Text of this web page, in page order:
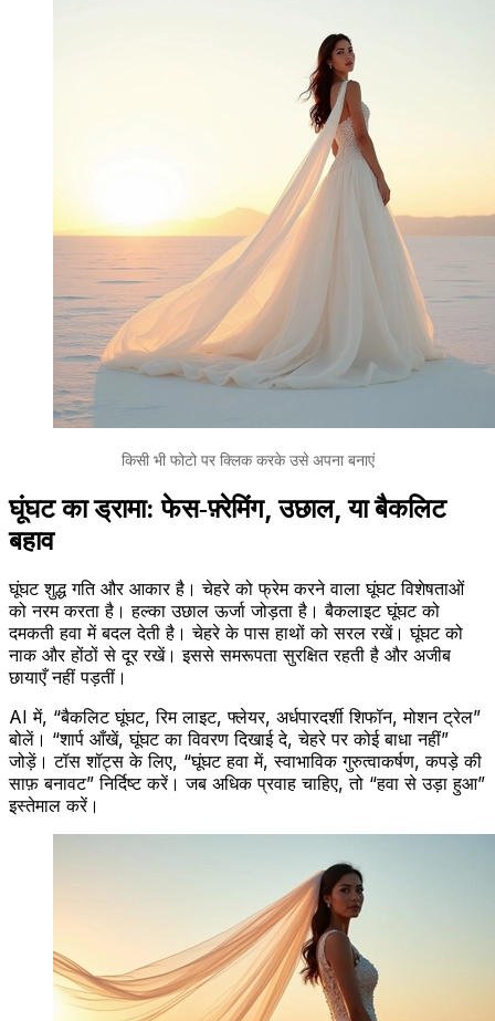
किसी भी फोटो पर क्लिक करके उसे अपना बनाएं
घूंघट का ड्रामा: फेस‑फ़्रेमिंग, उछाल, या बैकलिट
बहाव
घूंघट शुद्ध गति और आकार है। चेहरे को फ्रेम करने वाला घूंघट विशेषताओं
को नरम करता है। हल्का उछाल ऊर्जा जोड़ता है। बैकलाइट घूंघट को
दमकती हवा में बदल देती है। चेहरे के पास हाथों को सरल रखें। घूंघट को
नाक और होंठों से दूर रखें। इससे समरूपता सुरक्षित रहती है और अजीब
छायाएँ नहीं पड़तीं।
AI में, “बैकलिट घूंघट, रिम लाइट, फ्लेयर, अर्धपारदर्शी शिफॉन, मोशन ट्रेल”
बोलें। “शार्प आँखें, घूंघट का विवरण दिखाई दे, चेहरे पर कोई बाधा नहीं”
जोड़ें। टॉस शॉट्स के लिए, “घूंघट हवा में, स्वाभाविक गुरुत्वाकर्षण, कपड़े की
साफ़ बनावट” निर्दिष्ट करें। जब अधिक प्रवाह चाहिए, तो “हवा से उड़ा हुआ”
इस्तेमाल करें।